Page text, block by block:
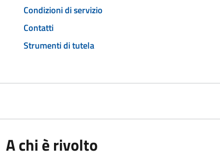
Condizioni di servizio
Contatti
Strumenti di tutela
A chi è rivolto